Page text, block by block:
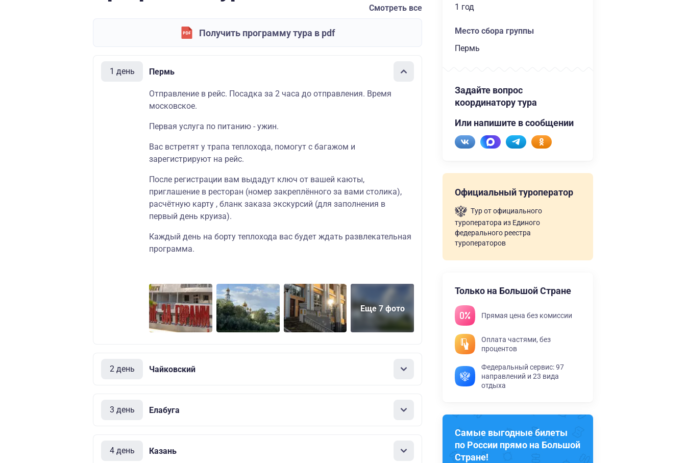
Смотреть все
Получить программу тура в pdf
1 день Пермь
Отправление в рейс. Посадка за 2 часа до отправления. Время
московское.
Первая услуга по питанию - ужин.
Вас встретят у трапа теплохода, помогут с багажом и
зарегистрируют на рейс.
После регистрации вам выдадут ключ от вашей каюты,
приглашение в ресторан (номер закреплённого за вами столика),
расчётную карту , бланк заказа экскурсий (для заполнения в
первый день круиза).
Каждый день на борту теплохода вас будет ждать развлекательная
программа.
Еще 7 фото
2 день Чайковский
3 день Елабуга
4 день Казань
1 год
Место сбора группы
Пермь
Задайте вопрос
координатору тура
Или напишите в сообщении
Официальный туроператор
Тур от официального
туроператора из Единого
федерального реестра
туроператоров
Только на Большой Стране
Прямая цена без комиссии
Оплата частями, без
процентов
Федеральный сервис: 97
направлений и 23 вида
отдыха
Самые выгодные билеты
по России прямо на Большой
Стране!